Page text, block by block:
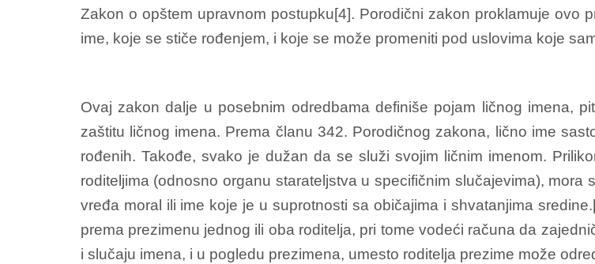
Zakon o opštem upravnom postupku[4]. Porodični zakon proklamuje ovo
ime, koje se stiče rođenjem, i koje se može promeniti pod uslovima koje
Ovaj zakon dalje u posebnim odredbama definiše pojam ličnog imena,
zaštitu ličnog imena. Prema članu 342. Porodičnog zakona, lično ime
rođenih. Takođe, svako je dužan da se služi svojim ličnim imenom.
roditeljima (odnosno organu starateljstva u specifičnim slučajevima),
vređa moral ili ime koje je u suprotnosti sa običajima i shvatanjima
prema prezimenu jednog ili oba roditelja, pri tome vodeći računa da
i slučaju imena, i u pogledu prezimena, umesto roditelja prezime može